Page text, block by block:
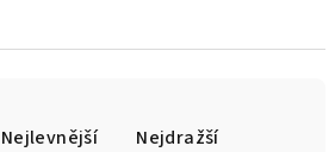
Nejlevnější Nejdražší